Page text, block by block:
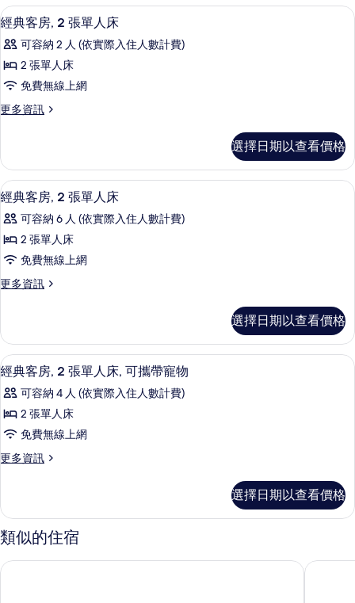
床
的
所
有
相
片
房,
多
床
的
情
顯
示
經
典
房,
張
單
人
床
的
所
有
經典客房, 2 張單人床 | 高級寢具、羽
9
經典客房, 2 張單人床
可容納 2 人 (依實際入住人數計費)
2 張單人床
免費無線上網
更多資訊
更
客
房,
2
單
人
的
詳
情
選擇日期以查看價格
顯
示
經
典
房,
張
單
人
床
的
所
有
高級寢具、羽絨被、客房內保險箱、書
9
經典客房, 2 張單人床
可容納 6 人 (依實際入住人數計費)
2 張單人床
免費無線上網
更多資訊
更
客
房,
2
單
人
的
詳
情
選擇日期以查看價格
顯
示
經
典
房,
張
單
人
床,
高級寢具、羽絨被、客房內保險箱、書
9
經典客房, 2 張單人床, 可攜帶寵物
可容納 4 人 (依實際入住人數計費)
2 張單人床
免費無線上網
更多資訊
更
客
房,
2
單
選擇日期以查看價格
類似的住宿
APA飯店〈砺波站前〉 APA飯